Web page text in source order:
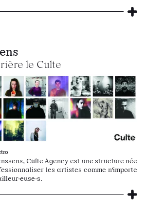
le Culte
Culte Agency est une structure née
les artistes comme n'importe